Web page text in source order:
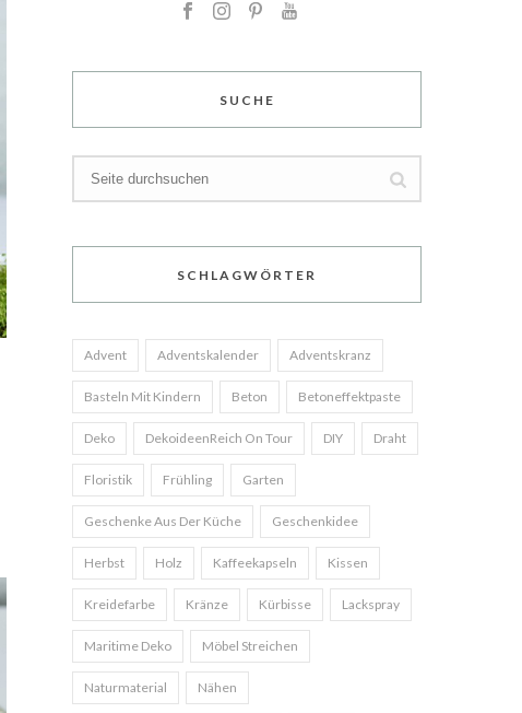
SUCHE
SCHLAGWÖRTER
Advent Adventskalender Adventskranz
Basteln Mit Kindern Beton Betoneffektpaste
Deko DekoideenReich On Tour DIY Draht
Floristik Frühling Garten
Geschenke Aus Der Küche Geschenkidee
Herbst Holz Kaffeekapseln Kissen
Kreidefarbe Kränze Kürbisse Lackspray
Maritime Deko Möbel Streichen
Naturmaterial Nähen